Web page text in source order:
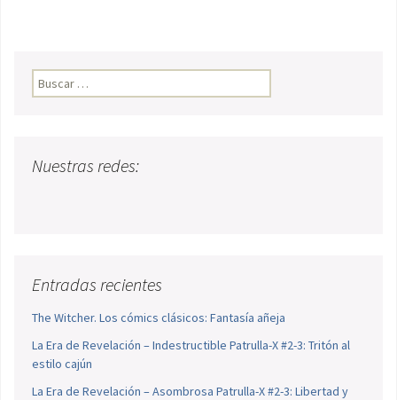
Buscar:
Nuestras redes:
Entradas recientes
The Witcher. Los cómics clásicos: Fantasía añeja
La Era de Revelación – Indestructible Patrulla-X #2-3: Tritón al
estilo cajún
La Era de Revelación – Asombrosa Patrulla-X #2-3: Libertad y